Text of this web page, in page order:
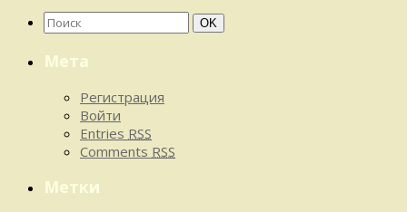
Найти:
Поиск
OK
Мета
Регистрация
Войти
Entries RSS
Comments RSS
Метки